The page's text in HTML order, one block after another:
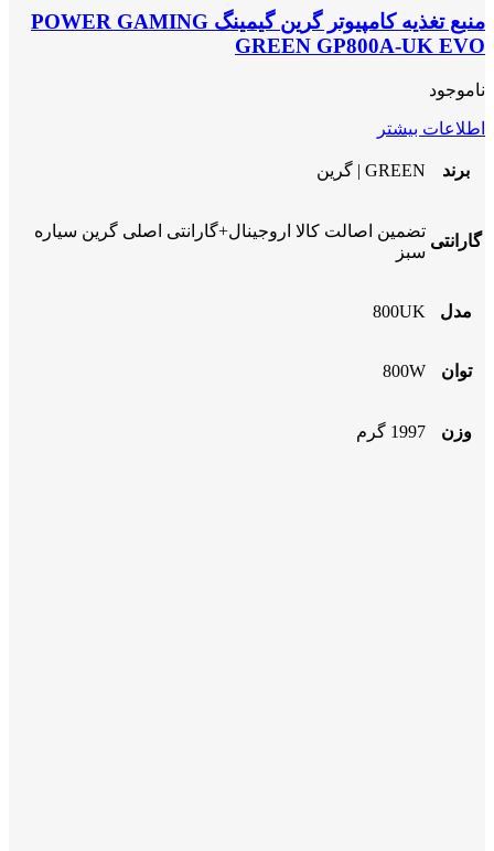
منبع تغذیه کامپیوتر گرین گیمینگ POWER GAMING
GREEN GP800A-UK EVO
ناموجود
اطلاعات بیشتر
برند GREEN | گرین
گارانتی
تضمین اصالت کالا اروجینال+گارانتی اصلی گرین سیاره
سبز
مدل 800UK
توان 800W
وزن 1997 گرم